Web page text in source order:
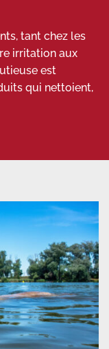
tant chez les
irritation aux
est
qui nettoient,